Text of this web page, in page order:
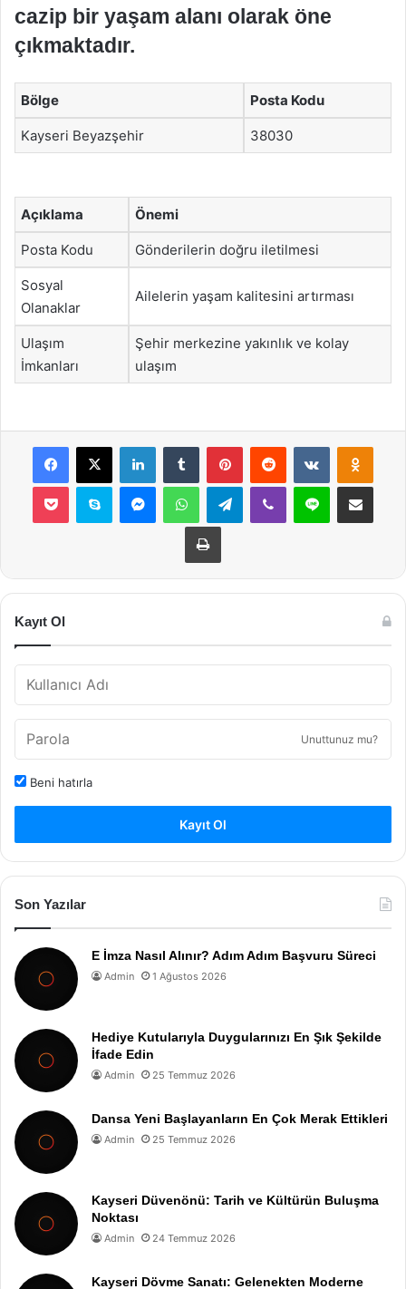
cazip bir yaşam alanı olarak öne
çıkmaktadır.
Bölge Posta Kodu
Kayseri Beyazşehir 38030
Açıklama Önemi
Posta Kodu Gönderilerin doğru iletilmesi
Sosyal
Olanaklar
Ailelerin yaşam kalitesini artırması
Ulaşım
İmkanları
Şehir merkezine yakınlık ve kolay
ulaşım
Facebook
X LinkedInTumblr PinterestReddit VKontakte
Pocket Skype MessengerWhatsAppTelegramViber Line E-Posta ile
Yazdır
Kayıt Ol
Unuttunuz mu?
Beni hatırla
Kayıt Ol
Son Yazılar
E İmza Nasıl Alınır? Adım Adım Başvuru Süreci
Admin 1 Ağustos 2026
Hediye Kutularıyla Duygularınızı En Şık Şekilde
İfade Edin
Admin 25 Temmuz 2026
Dansa Yeni Başlayanların En Çok Merak Ettikleri
Admin 25 Temmuz 2026
Kayseri Düvenönü: Tarih ve Kültürün Buluşma
Noktası
Admin 24 Temmuz 2026
Kayseri Dövme Sanatı: Gelenekten Moderne